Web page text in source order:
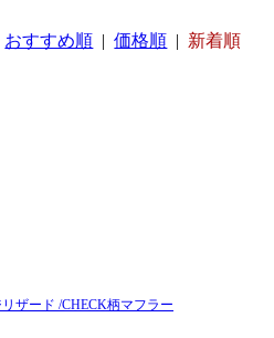
おすすめ順 |価格順 | 新着順
ザード /CHECK柄マフラー